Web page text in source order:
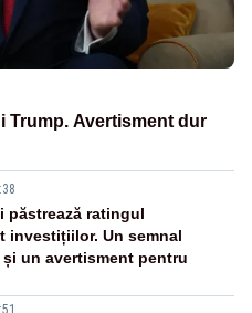
Trump. Avertisment dur
păstrează ratingul
investițiilor. Un semnal
un avertisment pentru